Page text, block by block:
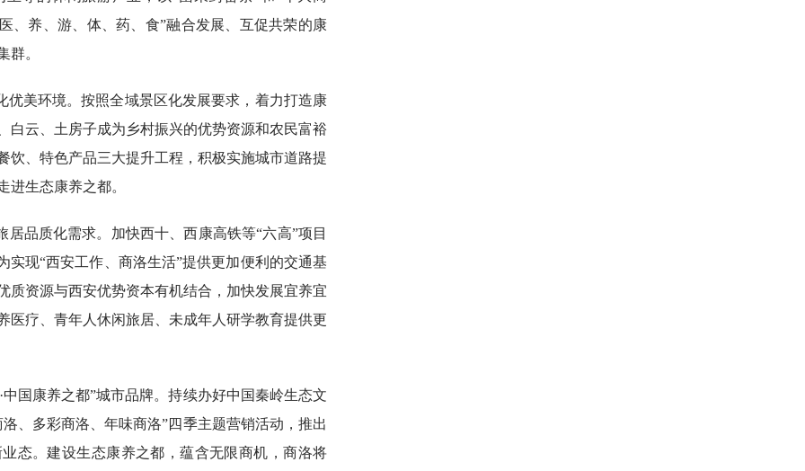
、养、游、体、药、食”融合发展、互促共荣的康
群。
优美环境。按照全域景区化发展要求，着力打造康
白云、土房子成为乡村振兴的优势资源和农民富裕
饮、特色产品三大提升工程，积极实施城市道路提
进生态康养之都。
品质化需求。加快西十、西康高铁等“六高”项目
实现“西安工作、商洛生活”提供更加便利的交通基
质资源与西安优势资本有机结合，加快发展宜养宜
医疗、青年人休闲旅居、未成年人研学教育提供更
国康养之都”城市品牌。持续办好中国秦岭生态文
、多彩商洛、年味商洛”四季主题营销活动，推出
态。建设生态康养之都，蕴含无限商机，商洛将